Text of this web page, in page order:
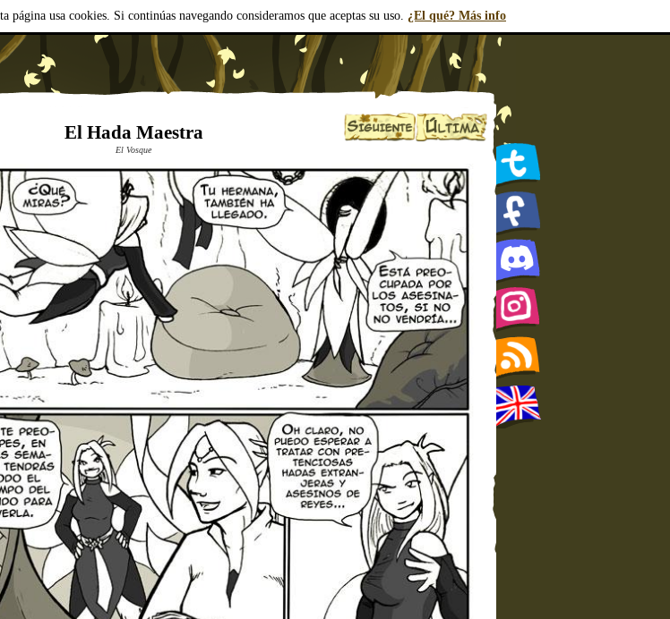
usa cookies. Si continúas navegando consideramos que aceptas su uso. ¿El qué? Más info
El Hada Maestra
El Vosque